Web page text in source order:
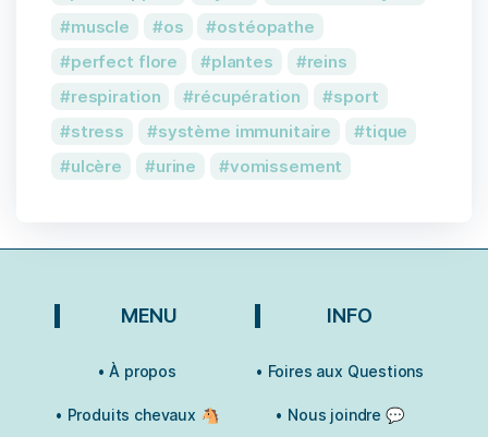
1 avis
muscle
os
ostéopathe
perfect flore
plantes
reins
respiration
récupération
sport
stress
système immunitaire
tique
ulcère
urine vomissement
MENU
• À propos
• Produits chevaux 🐴
INFO
• Foires aux Questions
• Nous joindre 💬